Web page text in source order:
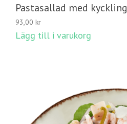
Pastasallad med kyckling
93,00 kr
Lägg till i varukorg